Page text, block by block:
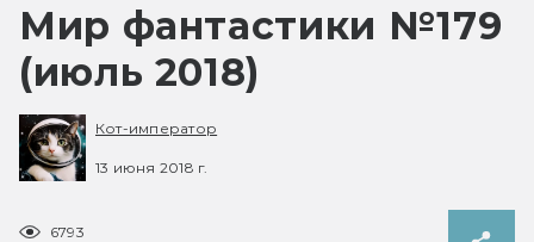
Мир фантастики №179
(июль 2018)
Кот-император
13 июня 2018 г.
6793